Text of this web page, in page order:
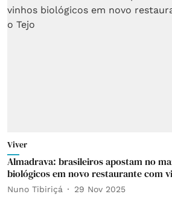
Viver
Almadrava: brasileiros apostam no
biológicos em novo restaurante com
Nuno Tibiriçá 29 Nov 2025